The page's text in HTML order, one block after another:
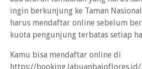
ingin berkunjung ke Taman
harus mendaftar online sebelum
kuota pengunjung terbatas setiap
Kamu bisa mendaftar online di
https://booking.labuanbajoflores.id/